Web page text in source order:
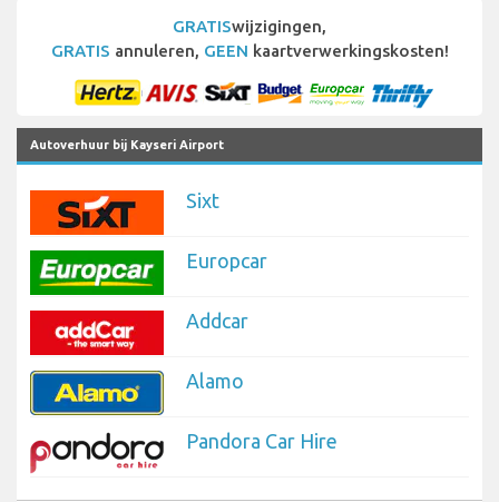
GRATISwijzigingen,
GRATIS annuleren, GEEN kaartverwerkingskosten!
Autoverhuur bij Kayseri Airport
Sixt
Europcar
Addcar
Alamo
Pandora Car Hire